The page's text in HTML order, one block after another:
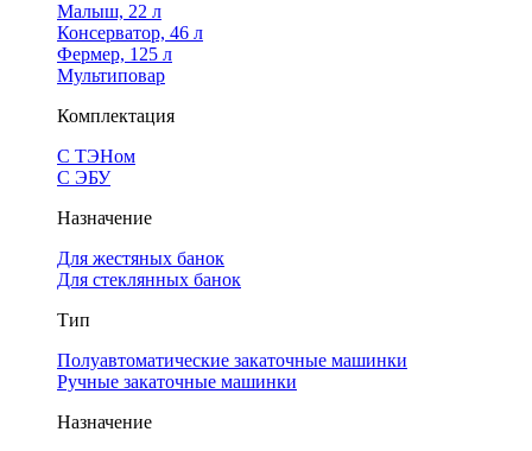
Малыш, 22 л
Консерватор, 46 л
Фермер, 125 л
Мультиповар
Комплектация
С ТЭНом
С ЭБУ
Назначение
Для жестяных банок
Для стеклянных банок
Тип
Полуавтоматические закаточные машинки
Ручные закаточные машинки
Назначение